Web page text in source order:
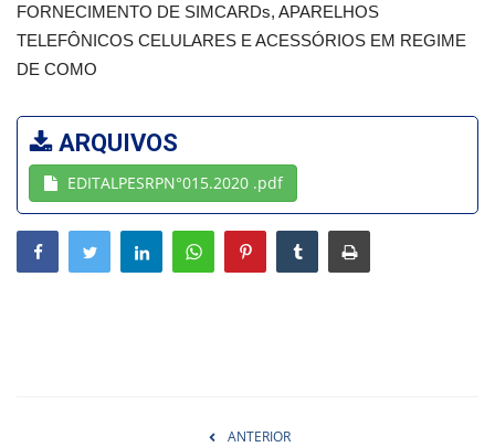
Vídeos
Webmail
FORNECIMENTO DE SIMCARDs, APARELHOS
TELEFÔNICOS CELULARES E ACESSÓRIOS EM REGIME
DE COMO
ARQUIVOS
EDITALPESRPN°015.2020 .pdf
ANTERIOR